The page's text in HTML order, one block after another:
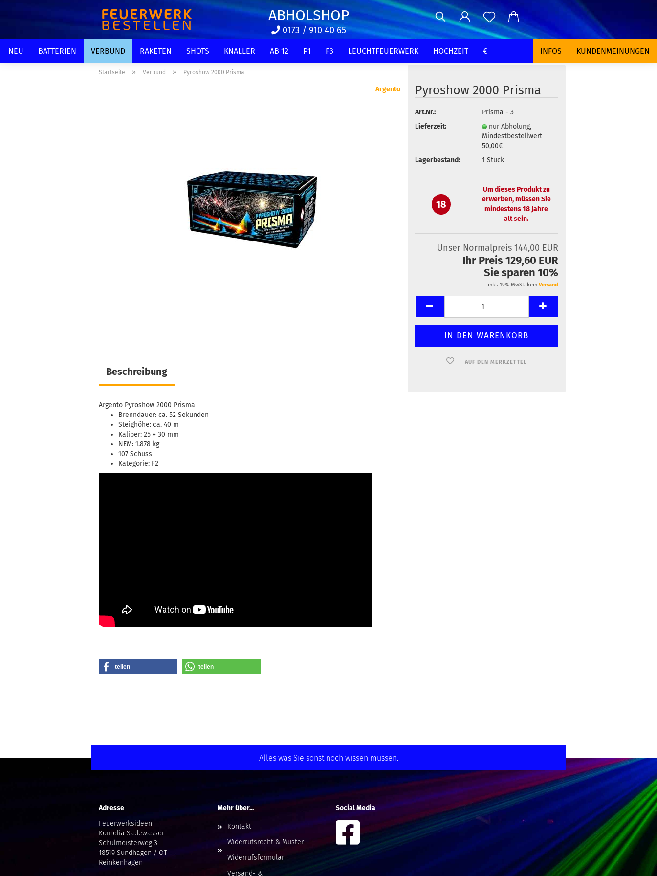
ABHOLSHOP
0173 / 910 40 65
NEU BATTERIEN VERBUND RAKETEN SHOTS KNALLER AB 12 P1 F3 LEUCHTFEUERWERK HOCHZEIT € INFOS KUNDENMEINUNGEN
Startseite » Verbund » Pyroshow 2000 Prisma
Argento Pyroshow 2000 Prisma
Art.Nr.:
Prisma - 3
Lieferzeit:
nur Abholung,
Mindestbestellwert
50,00€
Lagerbestand:
1 Stück
18
Um dieses Produkt zu
erwerben, müssen Sie
mindestens 18 Jahre
alt sein.
Unser Normalpreis 144,00 EUR
Ihr Preis 129,60 EUR
Sie sparen 10%
inkl. 19% MwSt. kein Versand
AUF DEN MERKZETTEL
Beschreibung
Argento Pyroshow 2000 Prisma
Brenndauer: ca. 52 Sekunden
Steighöhe: ca. 40 m
Kaliber: 25 + 30 mm
NEM: 1.878 kg
107 Schuss
Kategorie: F2
teilen teilen
Alles was Sie sonst noch wissen müssen.
Adresse
Feuerwerksideen
Kornelia Sadewasser
Schulmeisterweg 3
18519 Sundhagen / OT
Reinkenhagen
Mehr über...
Kontakt
Widerrufsrecht & Muster-
Widerrufsformular
Versand- &
Social Media